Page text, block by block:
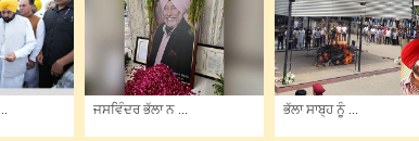
ਜਸਵਿੰਦਰ ਭੱਲਾ ਨ ... ਭੱਲਾ ਸਾਬ੍ਹ ਨੂੰ ...